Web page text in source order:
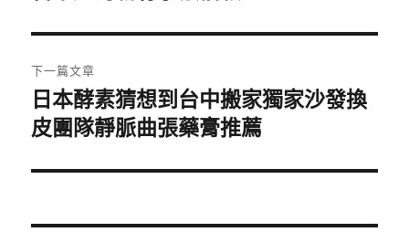
覽
文
章:
下一篇文章
下
一
文
日本酵素猜想到台中搬家獨家沙發換
皮團隊靜脈曲張藥膏推薦